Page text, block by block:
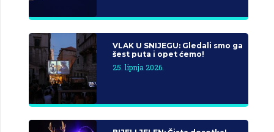
VLAK U SNIJEGU: Gledali smo ga
šest puta i opet ćemo!
25. lipnja 2026.